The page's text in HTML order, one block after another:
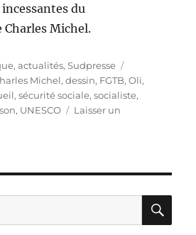
du
Michel.
actualités,Sudpresse
Michel,dessin, FGTB,Oli,
,sécurité sociale,socialiste,
, UNESCO
Laisser un